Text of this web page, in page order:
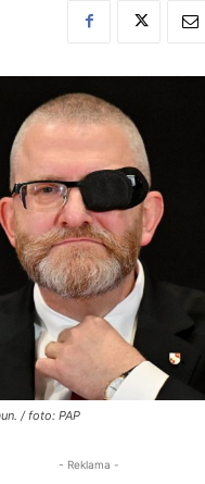
/ foto: PAP
- Reklama -